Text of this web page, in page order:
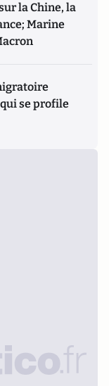
la Chine, la
Marine
se profile